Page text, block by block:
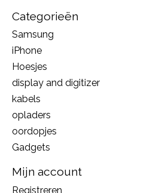
Categorieën
Samsung
iPhone
Hoesjes
display and digitizer
kabels
opladers
oordopjes
Gadgets
Mijn account
Registreren